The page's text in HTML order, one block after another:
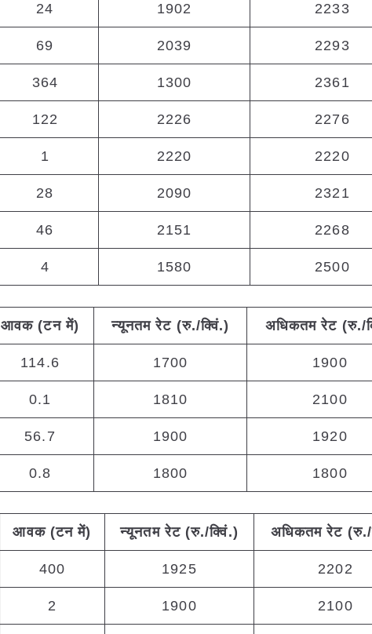
24 1902 2233
69 2039 2293
364 1300 2361
122 2226 2276
1 2220 2220
28 2090 2321
46 2151 2268
4 1580 2500
आवक (टन में) न्यूनतम रेट (रु./क्विं.) अधिकतम रेट (रु./
114.6 1700 1900
0.1 1810 2100
56.7 1900 1920
0.8 1800 1800
आवक (टन में) न्यूनतम रेट (रु./क्विं.) अधिकतम रेट (रु./
400 1925 2202
2 1900 2100